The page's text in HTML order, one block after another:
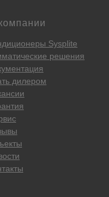
Sysplite
решения
дилером